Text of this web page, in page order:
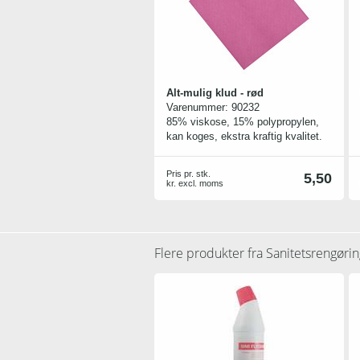
Alt-mulig klud - rød
Varenummer: 90232
85% viskose, 15% polypropylen,
kan koges, ekstra kraftig kvalitet.
5,50
Pris pr. stk.
kr. excl. moms
Flere produkter fra